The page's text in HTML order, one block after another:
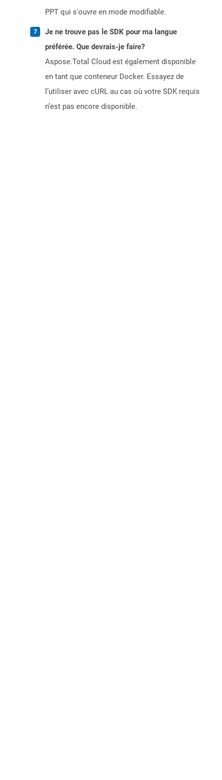
PPT qui s'ouvre en mode modifiable.
Je ne trouve pas le SDK pour ma langue
préférée. Que devrais-je faire?
Aspose.Total Cloud est également disponible
en tant que conteneur Docker. Essayez de
l’utiliser avec cURL au cas où votre SDK requis
n’est pas encore disponible.